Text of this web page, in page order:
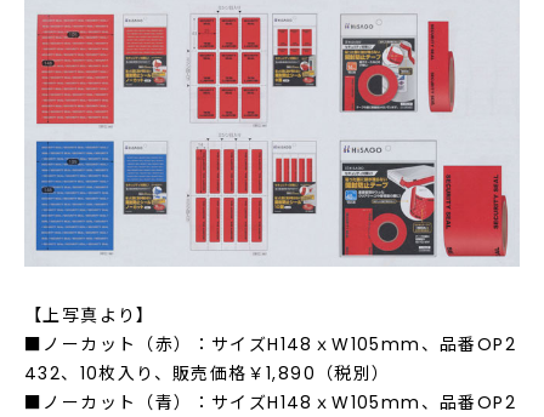
【上写真より】
■ノーカット（赤）：サイズH148ｘW105mm、品番OP2
432、10枚入り、販売価格￥1,890（税別）
■ノーカット（青）：サイズH148ｘW105mm、品番OP2